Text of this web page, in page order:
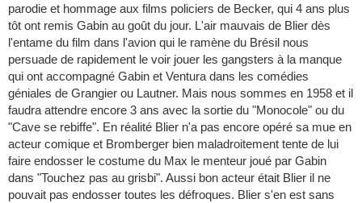
parodie et hommage aux films policiers de Becker, qui 4 ans plus
tôt ont remis Gabin au goût du jour. L'air mauvais de Blier dès
l'entame du film dans l'avion qui le ramène du Brésil nous
persuade de rapidement le voir jouer les gangsters à la manque
qui ont accompagné Gabin et Ventura dans les comédies
géniales de Grangier ou Lautner. Mais nous sommes en 1958 et il
faudra attendre encore 3 ans avec la sortie du "Monocole" ou du
"Cave se rebiffe". En réalité Blier n'a pas encore opéré sa mue en
acteur comique et Bromberger bien maladroitement tente de lui
faire endosser le costume du Max le menteur joué par Gabin
dans "Touchez pas au grisbi". Aussi bon acteur était Blier il ne
pouvait pas endosser toutes les défroques. Blier s'en est sans